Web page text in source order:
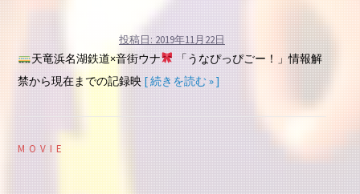
投稿日: 2019年11月22日
天竜浜名湖鉄道×音街ウナ
「うなぴっぴごー！」情報解
禁から現在までの記録映 [ 続きを読む » ]
MOVIE